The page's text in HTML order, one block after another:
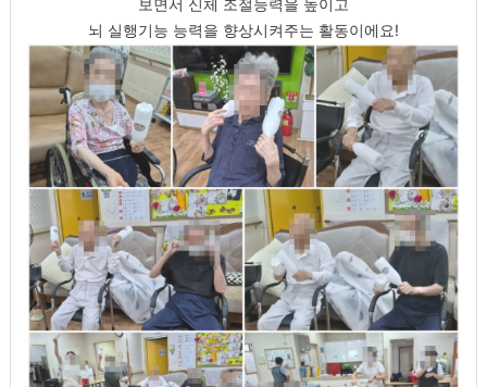
보면서 신체 조절능력을 높이고
뇌 실행기능 능력을 향상시켜주는 활동이에요!